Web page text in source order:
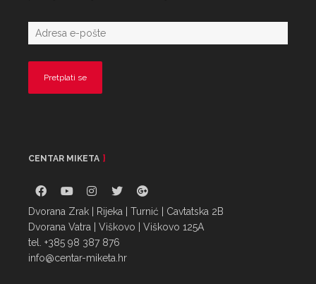
CENTAR MIKETA
Dvorana Zrak | Rijeka | Turnić | Cavtatska 2B
Dvorana Vatra | Viškovo | Viškovo 125A
tel. +385 98 387 876
info@centar-miketa.hr